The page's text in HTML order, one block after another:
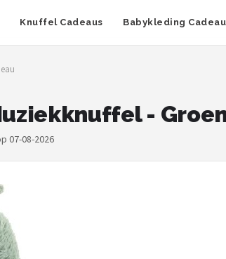
Knuffel Cadeaus Babykleding
-
07-08-2026